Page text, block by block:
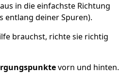
in die einfachste Richtung
entlang deiner Spuren).
brauchst, richte sie richtig
vorn und hinten.